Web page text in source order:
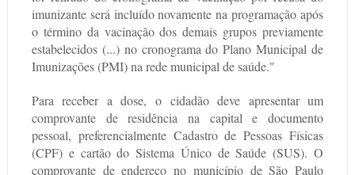
imunizante será incluído novamente na programação após
o término da vacinação dos demais grupos previamente
estabelecidos (...) no cronograma do Plano Municipal de
Imunizações (PMI) na rede municipal de saúde."
Para receber a dose, o cidadão deve apresentar um
comprovante de residência na capital e documento
pessoal, preferencialmente Cadastro de Pessoas Físicas
(CPF) e cartão do Sistema Único de Saúde (SUS). O
comprovante de endereço no município de São Paulo